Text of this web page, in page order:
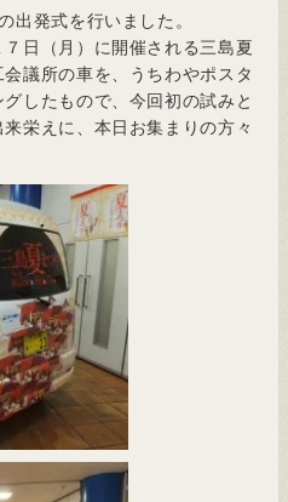
出発式を行いました。
日（月）に開催される三島夏
議所の車を、うちわやポスタ
したもので、今回初の試みと
栄えに、本日お集まりの方々